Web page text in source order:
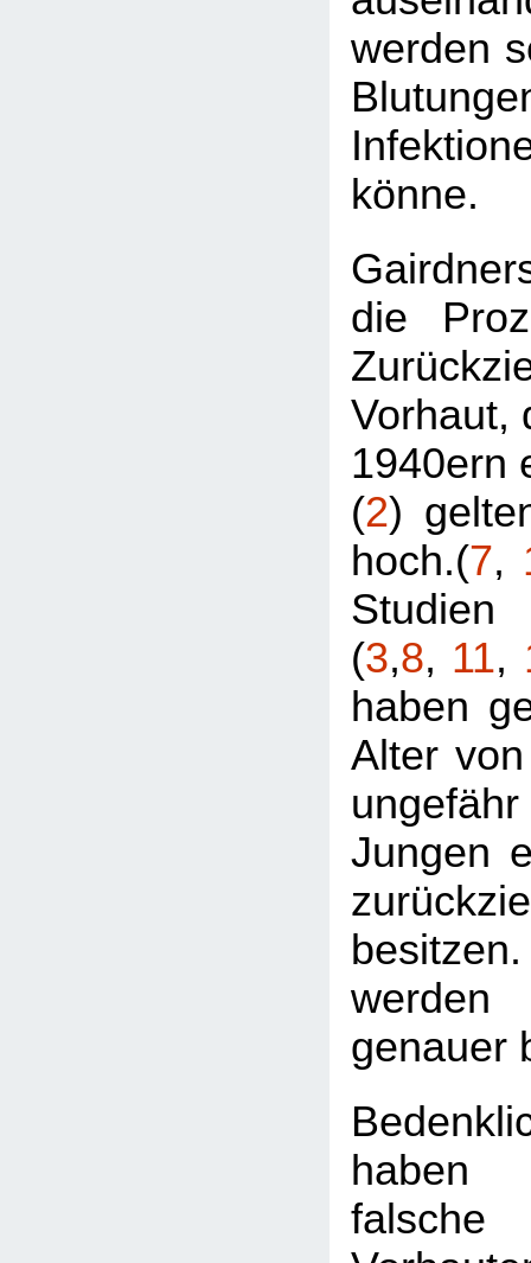
werden
könne.
die
Vorhaut,
1940ern
(2)
hoch.(7,
Studien
(3,8, 11,
haben
Alter
Jungen
werden
genauer